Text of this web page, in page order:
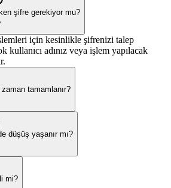
şifre gerekiyor mu?
için kesinlikle şifrenizi talep
kullanıcı adınız veya işlem yapılacak
tamamlanır?
düşüş yaşanır mı?
mi?